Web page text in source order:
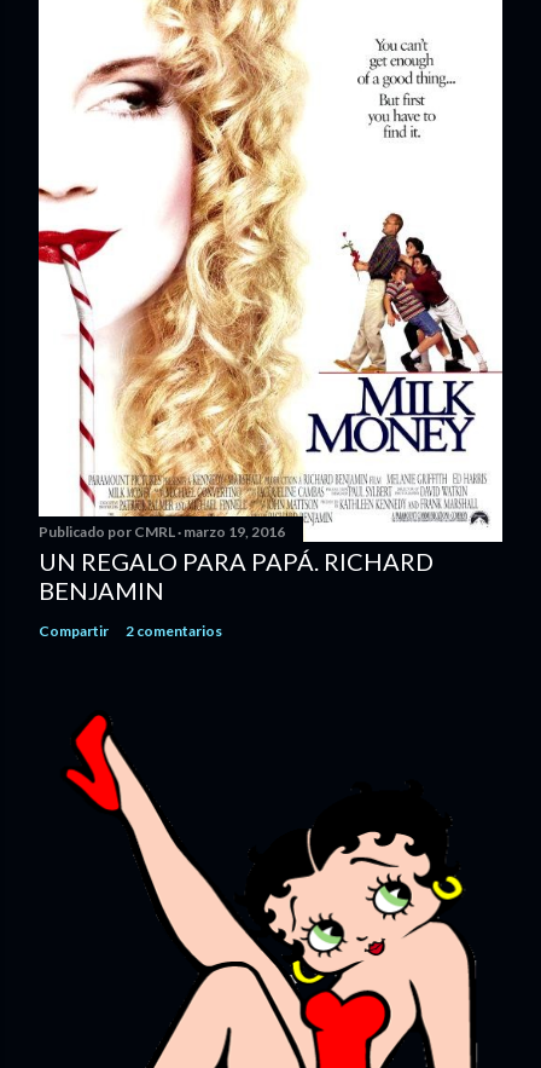
Publicado por CMRL marzo 19, 2016
UN REGALO PARA PAPÁ. RICHARD
BENJAMIN
Compartir 2 comentarios